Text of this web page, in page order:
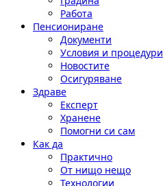
Работа
Пенсиониране
Документи
Условия и процедури
Новостите
Осигуряване
Здраве
Експерт
Хранене
Помогни си сам
Как да
Практично
От нищо нещо
Технологии